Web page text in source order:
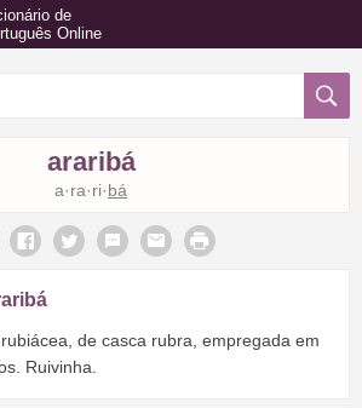
de
Online
araribá
a·ra·ri·bá
de casca rubra, empregada em
Ruivinha.